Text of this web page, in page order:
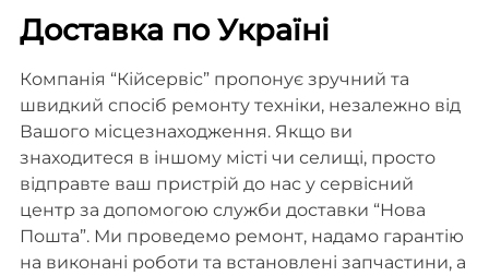
Доставка по Україні
Компанія “Кійсервіс” пропонує зручний та
швидкий спосіб ремонту техніки, незалежно від
Вашого місцезнаходження. Якщо ви
знаходитеся в іншому місті чи селищі, просто
відправте ваш пристрій до нас у сервісний
центр за допомогою служби доставки “Нова
Пошта”. Ми проведемо ремонт, надамо гарантію
на виконані роботи та встановлені запчастини, а